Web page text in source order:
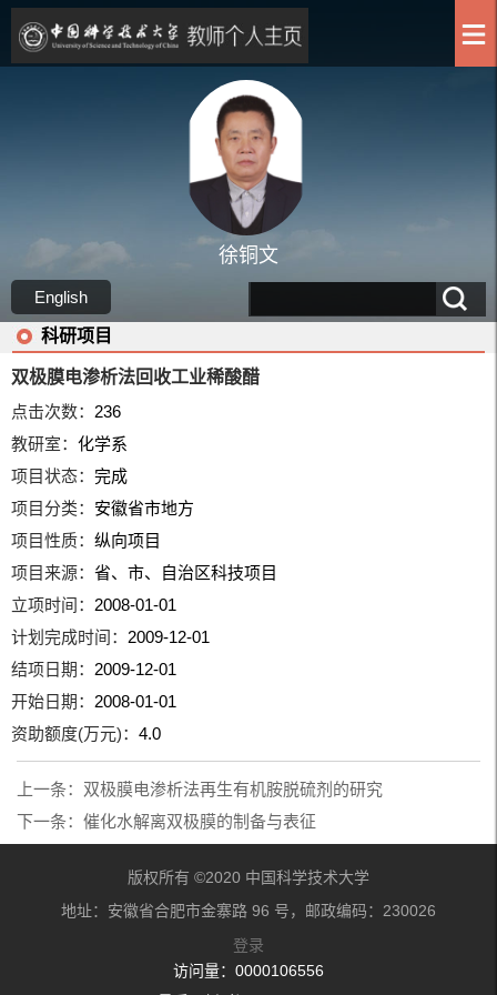
徐铜文
English
科研项目
双极膜电渗析法回收工业稀酸醋
点击次数： 236
教研室：化学系
项目状态：完成
项目分类： 安徽省市地方
项目性质：纵向项目
项目来源：省、市、自治区科技项目
立项时间： 2008-01-01
计划完成时间： 2009-12-01
结项日期： 2009-12-01
开始日期： 2008-01-01
资助额度(万元)：4.0
上一条： 双极膜电渗析法再生有机胺脱硫剂的研究
下一条： 催化水解离双极膜的制备与表征
版权所有 ©2020 中国科学技术大学
地址：安徽省合肥市金寨路 96 号，邮政编码：230026
登录
访问量： 0000106556